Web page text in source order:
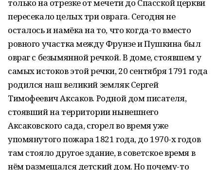
только на отрезке от мечети до Спасской церкви
пересекало целых три оврага. Сегодня не
осталось и намёка на то, что когда-то вместо
ровного участка между Фрунзе и Пушкина был
овраг с безымянной речкой. В доме, стоявшем у
самых истоков этой речки, 20 сентября 1791 года
родился наш великий земляк Сергей
Тимофеевич Аксаков. Родной дом писателя,
стоявший на территории нынешнего
Аксаковского сада, сгорел во время уже
упомянутого пожара 1821 года, до 1970-х годов
там стояло другое здание, в советское время в
нём размещался детский дом. Но почему-то